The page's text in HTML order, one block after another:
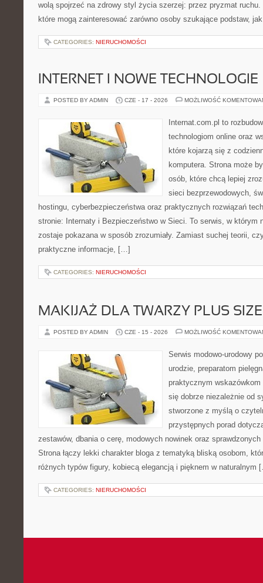
wolą spojrzeć na zdrowy styl życia szerzej: przez pryzmat
które mogą zainteresować zarówno osoby szukające podstaw,
CATEGORIES: NIERUCHOMOŚCI
INTERNET I NOWE TECHNOLOGIE
POSTED BY ADMIN CZE - 17 - 2026 MOŻLIWOŚĆ
Internat.com.pl to
technologiom online oraz
które kojarzą się z
komputera. Strona może
osób, które chcą lepiej
sieci bezprzewodowych,
hostingu, cyberbezpieczeństwa oraz praktycznych rozwiązań
stronie: Internaty i Bezpieczeństwo w Sieci. To serwis, w którym
zostaje pokazana w sposób zrozumiały. Zamiast suchej teorii,
praktyczne informacje, […]
CATEGORIES: NIERUCHOMOŚCI
MAKIJAŻ DLA TWARZY PLUS SIZE
POSTED BY ADMIN CZE - 15 - 2026 MOŻLIWOŚĆ
Serwis modowo-urodowy
urodzie, preparatom
praktycznym
się dobrze niezależnie od
stworzone z myślą o
przystępnych porad
zestawów, dbania o cerę, modowych nowinek oraz
Strona łączy lekki charakter bloga z tematyką bliską osobom,
różnych typów figury, kobiecą elegancją i pięknem w naturalnym
CATEGORIES: NIERUCHOMOŚCI